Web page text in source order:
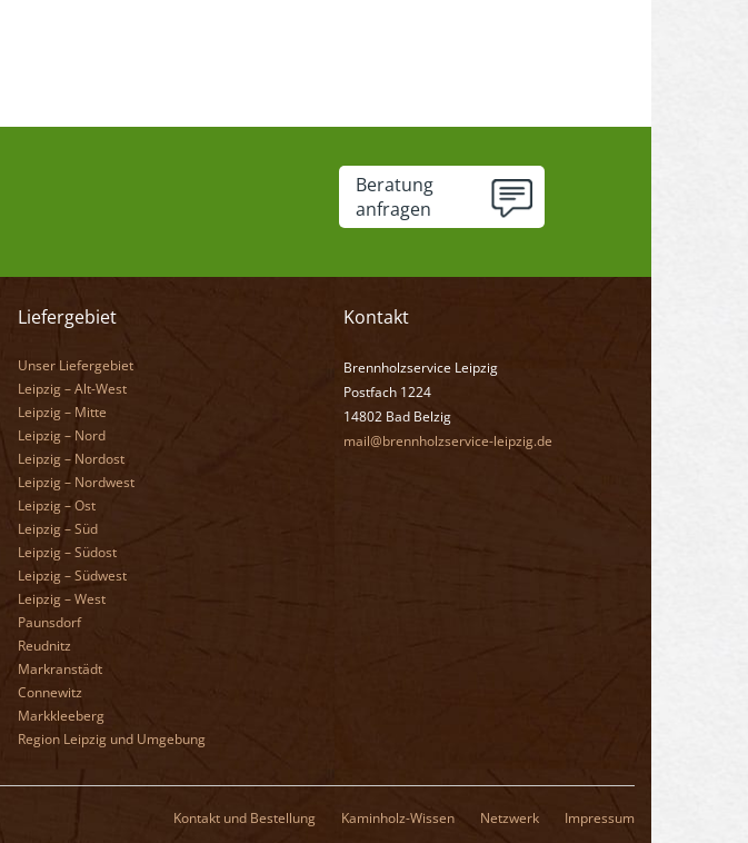
Beratung
anfragen
Liefergebiet
Unser Liefergebiet
Leipzig – Alt-West
Leipzig – Mitte
Leipzig – Nord
Leipzig – Nordost
Leipzig – Nordwest
Leipzig – Ost
Leipzig – Süd
Leipzig – Südost
Leipzig – Südwest
Leipzig – West
Paunsdorf
Reudnitz
Markranstädt
Connewitz
Markkleeberg
Region Leipzig und Umgebung
Kontakt
Brennholzservice Leipzig
Postfach 1224
14802 Bad Belzig
mail@brennholzservice-leipzig.de
Kontakt und Bestellung Kaminholz-Wissen Netzwerk Impressum